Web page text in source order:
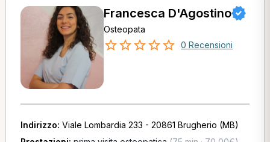
Francesca D'Agostino
Osteopata
0 Recensioni
Indirizzo: Viale Lombardia 233 - 20861 Brugherio (MB)